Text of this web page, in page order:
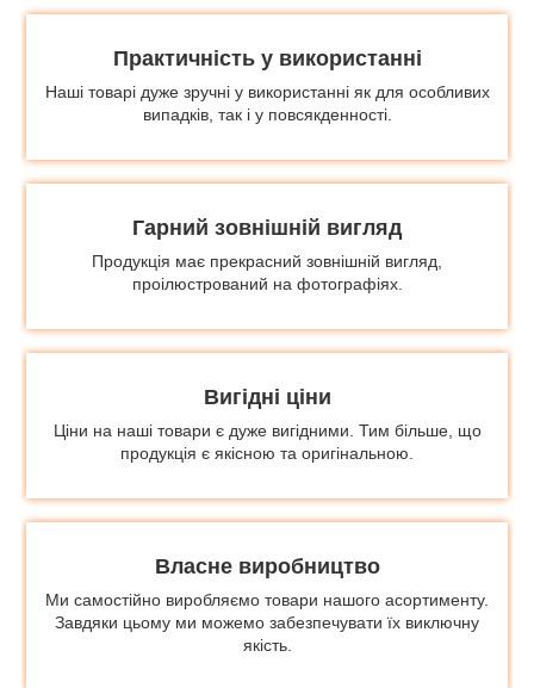
Практичність у використанні
Наші товарі дуже зручні у використанні як для особливих
випадків, так і у повсякденності.
Гарний зовнішній вигляд
Продукція має прекрасний зовнішній вигляд,
проілюстрований на фотографіях.
Вигідні ціни
Ціни на наші товари є дуже вигідними. Тим більше, що
продукція є якісною та оригінальною.
Власне виробництво
Ми самостійно виробляємо товари нашого асортименту.
Завдяки цьому ми можемо забезпечувати їх виключну
якість.